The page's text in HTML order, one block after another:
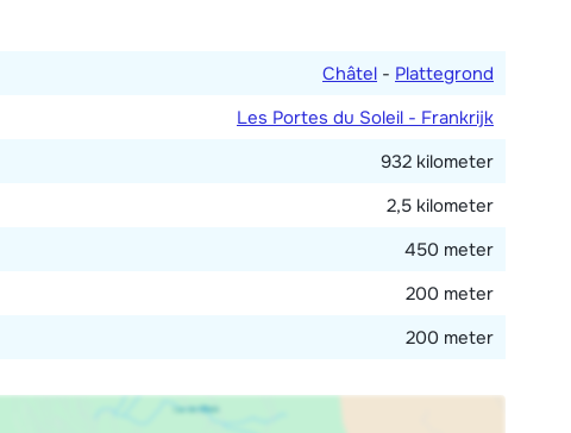
Châtel - Plattegrond
Les Portes du Soleil - Frankrijk
932 kilometer
2,5 kilometer
450 meter
200 meter
200 meter